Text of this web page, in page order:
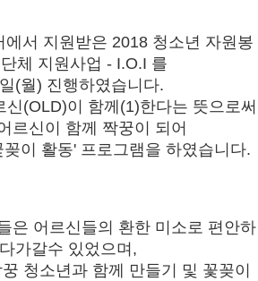
에서 지원받은 2018 청소년 자원봉
체 지원사업 - I.O.I 를
(월) 진행하였습니다.
신(OLD)이 함께(1)한다는 뜻으로써
르신이 함께 짝꿍이 되어
이 활동' 프로그램을 하였습니다.
은 어르신들의 환한 미소로 편안하
가갈수 있었으며,
청소년과 함께 만들기 및 꽃꽂이